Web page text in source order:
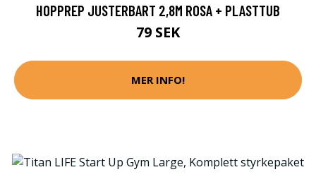
HOPPREP JUSTERBART 2,8M ROSA + PLASTTUB
79 SEK
MER INFO!